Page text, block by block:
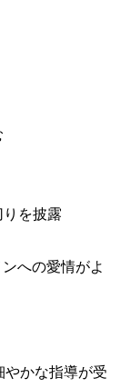
を披露
への愛情がよ
やかな指導が受